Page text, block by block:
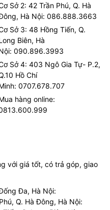
Sở 2: 42 Trần Phú, Q. Hà
Hà Nội: 086.888.3663
Sở 3: 48 Hồng Tiến, Q.
Biên, Hà
090.896.3993
Sở 4: 403 Ngô Gia Tự- P.2,
Hồ Chí
0707.678.707
hàng online:
với giá tốt, có trả góp, giao
Đa, Hà Nội:
Q. Hà Đông, Hà Nội: